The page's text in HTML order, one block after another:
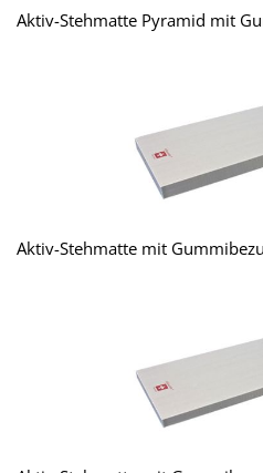
Aktiv-Stehmatte Pyramid mit
Aktiv-Stehmatte mit